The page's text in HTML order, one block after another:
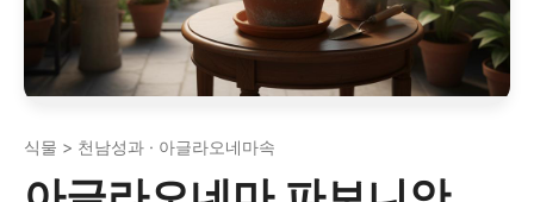
식물 > 천남성과 · 아글라오네마속